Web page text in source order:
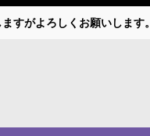
すがよろしくお願いします。